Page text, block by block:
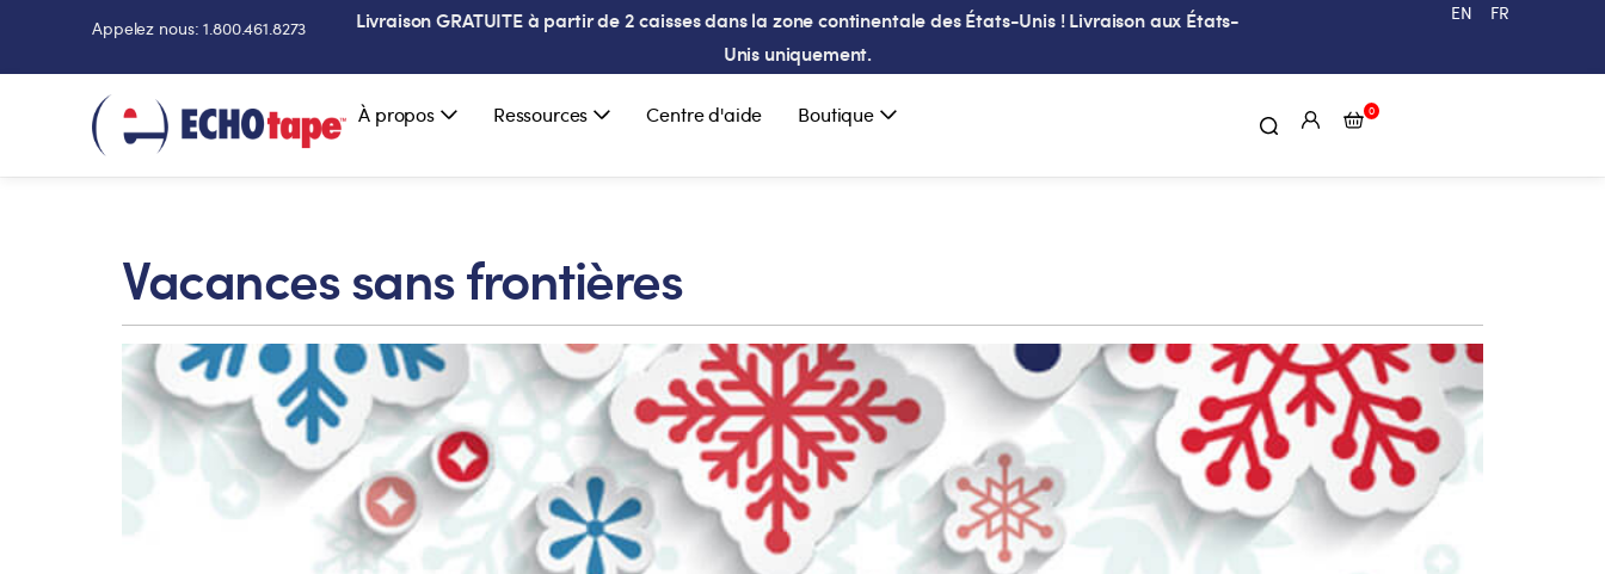
Appelez nous: 1.800.461.8273
Livraison GRATUITE à partir de 2 caisses dans la zone continentale des États-Unis ! Livraison aux États-
Unis uniquement.
EN FR
À propos Ressources Centre d'aide Boutique 0
Vacances sans frontières